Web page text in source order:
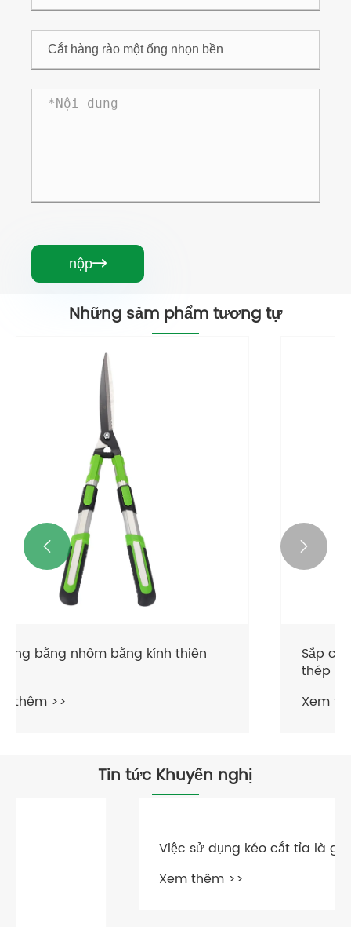
nộp
Những sảm phẩm tương tự
Sắp cắt hàng rào kính thiên văn bằng
Xem thêm >>
 
Tin tức Khuyến nghị